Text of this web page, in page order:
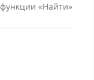
«Найти»